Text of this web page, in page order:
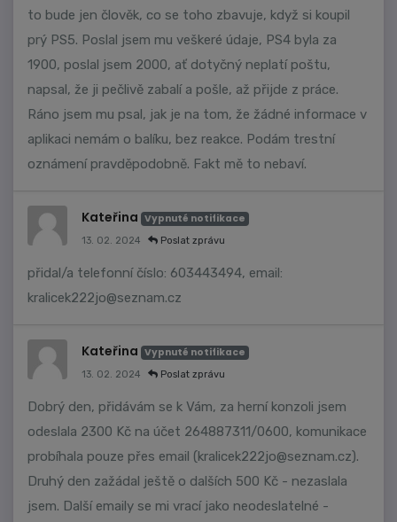
to bude jen člověk, co se toho zbavuje, když si koupil
prý PS5. Poslal jsem mu veškeré údaje, PS4 byla za
1900, poslal jsem 2000, ať dotyčný neplatí poštu,
napsal, že ji pečlivě zabalí a pošle, až přijde z práce.
Ráno jsem mu psal, jak je na tom, že žádné informace v
aplikaci nemám o balíku, bez reakce. Podám trestní
oznámení pravděpodobně. Fakt mě to nebaví.
Kateřina Vypnuté notifikace
13. 02. 2024 Poslat zprávu
přidal/a telefonní číslo: 603443494, email:
kralicek222jo@seznam.cz
Kateřina Vypnuté notifikace
13. 02. 2024 Poslat zprávu
Dobrý den, přidávám se k Vám, za herní konzoli jsem
odeslala 2300 Kč na účet 264887311/0600, komunikace
probíhala pouze přes email (kralicek222jo@seznam.cz).
Druhý den zažádal ještě o dalších 500 Kč - nezaslala
jsem. Další emaily se mi vrací jako neodeslatelné -